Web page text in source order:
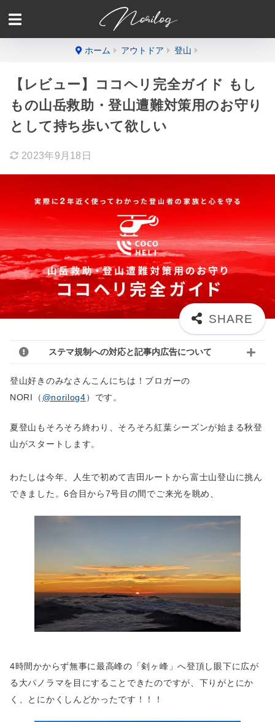
ホーム アウトドア 登山
【レビュー】ココヘリ完全ガイド もし
もの山岳救助・登山遭難対策用のお守り
として持ち歩いて欲しい
2023年9月18日
ステマ規制への対応と記事内広告について
登山好きのみなさんこんにちは！ブロガーの
NORI（ @norilog4）です。
夏登山もそろそろ終わり、そろそろ紅葉シーズンが始まる秋登
山がスタートします。
わたしは今年、人生で初めて吉田ルートから富士山登山に挑ん
できました。6合目から7号目の間でご来光を眺め、
4時間かからず無事に最高峰の「剣ヶ峰」へ登頂し眼下に広が
る大パノラマを目にすることできたのですが、下りがとにか
く、とにかくしんどかったです！！！